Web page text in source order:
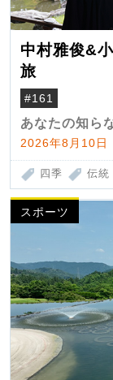
中村雅俊&
旅
#161
あなたの知ら
2026年8月10日
四季 伝統
スポーツ